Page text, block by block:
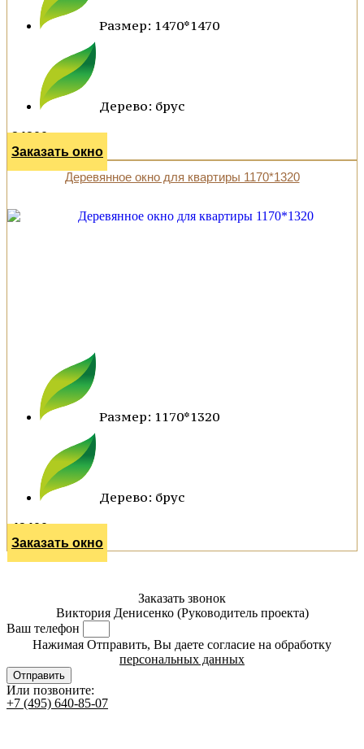
Размер: 1470*1470
Дерево: брус
34200 р.
Заказать окно
Деревянное окно для квартиры 1170*1320
Размер: 1170*1320
Дерево: брус
43400 р.
Заказать окно
Заказать звонок
Виктория Денисенко (Руководитель проекта)
Ваш телефон
Нажимая Отправить, Вы даете согласие на обработку
персональных данных
Отправить
Или позвоните:
+7 (495) 640-85-07